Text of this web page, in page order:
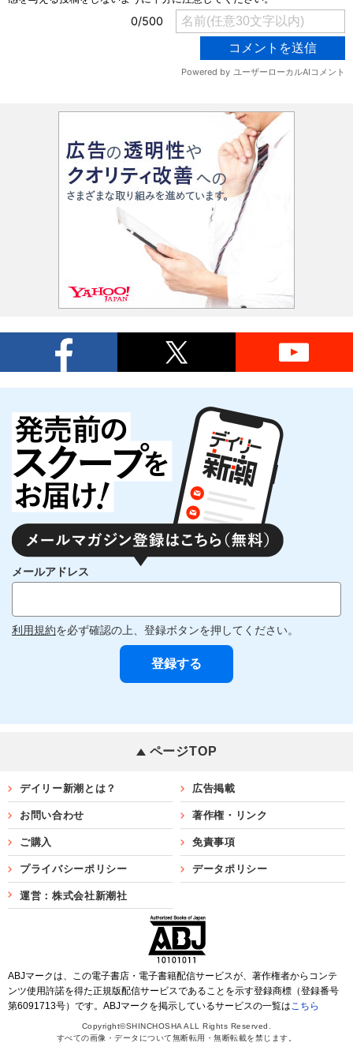
メールアドレス
利用規約を必ず確認の上、登録ボタンを押してください。
ページTOP
デイリー新潮とは？ 広告掲載
お問い合わせ 著作権・リンク
ご購入 免責事項
プライバシーポリシー データポリシー
運営：株式会社新潮社
ABJマークは、この電子書店・電子書籍配信サービスが、著作権者からコンテ
ンツ使用許諾を得た正規版配信サービスであることを示す登録商標（登録番号
第6091713号）です。ABJマークを掲示しているサービスの一覧はこちら
Copyright©SHINCHOSHA ALL Rights Reserved.
すべての画像・データについて無断転用・無断転載を禁じます。